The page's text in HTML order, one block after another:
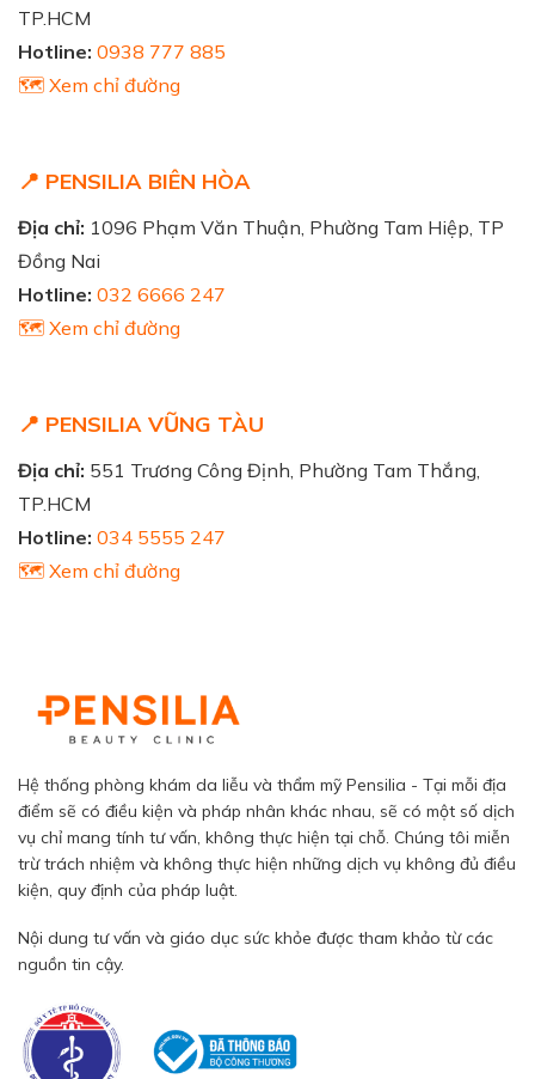
TP.HCM
Hotline: 0938 777 885
🗺️ Xem chỉ đường
📍 PENSILIA BIÊN HÒA
Địa chỉ: 1096 Phạm Văn Thuận, Phường Tam Hiệp, TP
Đồng Nai
Hotline: 032 6666 247
🗺️ Xem chỉ đường
📍 PENSILIA VŨNG TÀU
Địa chỉ: 551 Trương Công Định, Phường Tam Thắng,
TP.HCM
Hotline: 034 5555 247
🗺️ Xem chỉ đường
Hệ thống phòng khám da liễu và thẩm mỹ Pensilia - Tại mỗi địa
điểm sẽ có điều kiện và pháp nhân khác nhau, sẽ có một số dịch
vụ chỉ mang tính tư vấn, không thực hiện tại chỗ. Chúng tôi miễn
trừ trách nhiệm và không thực hiện những dịch vụ không đủ điều
kiện, quy định của pháp luật.
Nội dung tư vấn và giáo dục sức khỏe được tham khảo từ các
nguồn tin cậy.